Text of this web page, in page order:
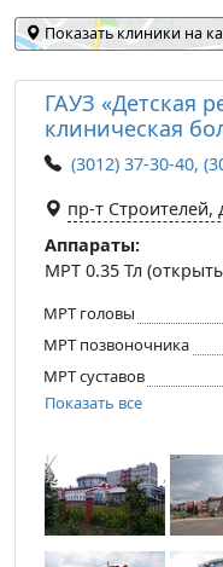
Показать клиники на
ГАУЗ «Детская
клиническая
(3012) 37-30-40,
пр-т Строителей,
Аппараты:
МРТ 0.35 Тл
МРТ головы
МРТ позвоночника
МРТ суставов
Показать все